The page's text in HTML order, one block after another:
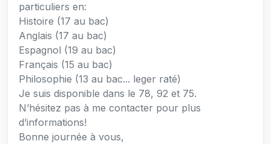
particuliers en:
Histoire (17 au bac)
Anglais (17 au bac)
Espagnol (19 au bac)
Français (15 au bac)
Philosophie (13 au bac... leger raté)
Je suis disponible dans le 78, 92 et 75.
N’hésitez pas à me contacter pour plus
d’informations!
Bonne journée à vous,